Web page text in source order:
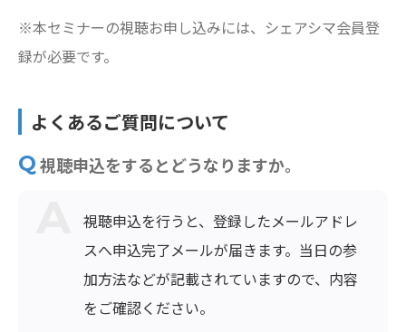
※本セミナーの視聴お申し込みには、シェアシマ会員登
録が必要です。
よくあるご質問について
視聴申込をするとどうなりますか。
視聴申込を行うと、登録したメールアドレ
スへ申込完了メールが届きます。当日の参
加方法などが記載されていますので、内容
をご確認ください。